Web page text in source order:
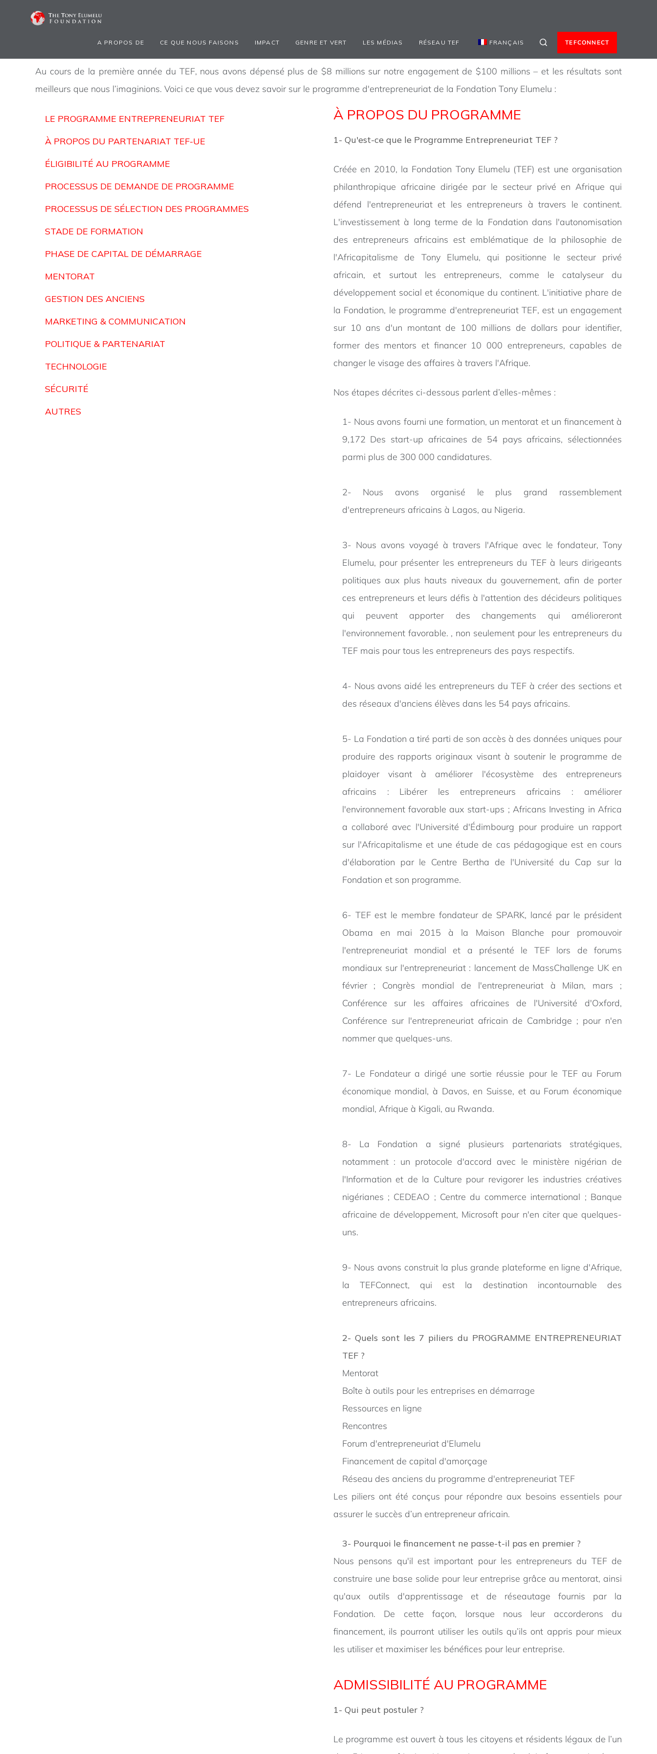
A PROPOS DE CE QUE NOUS FAISONS IMPACT GENRE ET VERT LES MÉDIAS RÉSEAU TEF FRANÇAIS TEFCONNECT
DATA PRIVACY & PROTECTION POLICY
Au cours de la première année du TEF, nous avons dépensé plus de $8 millions sur notre engagement de $100 millions – et les résultats sont
meilleurs que nous l’imaginions. Voici ce que vous devez savoir sur le programme d'entrepreneuriat de la Fondation Tony Elumelu :
LE PROGRAMME ENTREPRENEURIAT TEF
À PROPOS DU PARTENARIAT TEF-UE
ÉLIGIBILITÉ AU PROGRAMME
PROCESSUS DE DEMANDE DE PROGRAMME
PROCESSUS DE SÉLECTION DES PROGRAMMES
STADE DE FORMATION
PHASE DE CAPITAL DE DÉMARRAGE
MENTORAT
GESTION DES ANCIENS
MARKETING & COMMUNICATION
POLITIQUE & PARTENARIAT
TECHNOLOGIE
SÉCURITÉ
AUTRES
À PROPOS DU PROGRAMME
1- Qu'est-ce que le Programme Entrepreneuriat TEF ?
Créée en 2010, la Fondation Tony Elumelu (TEF) est une organisation
philanthropique africaine dirigée par le secteur privé en Afrique qui
défend l'entrepreneuriat et les entrepreneurs à travers le continent.
L'investissement à long terme de la Fondation dans l'autonomisation
des entrepreneurs africains est emblématique de la philosophie de
l'Africapitalisme de Tony Elumelu, qui positionne le secteur privé
africain, et surtout les entrepreneurs, comme le catalyseur du
développement social et économique du continent. L'initiative phare de
la Fondation, le programme d'entrepreneuriat TEF, est un engagement
sur 10 ans d'un montant de 100 millions de dollars pour identifier,
former des mentors et financer 10 000 entrepreneurs, capables de
changer le visage des affaires à travers l'Afrique.
Nos étapes décrites ci-dessous parlent d’elles-mêmes :
1- Nous avons fourni une formation, un mentorat et un financement à
9,172 Des start-up africaines de 54 pays africains, sélectionnées
parmi plus de 300 000 candidatures.
2- Nous avons organisé le plus grand rassemblement
d'entrepreneurs africains à Lagos, au Nigeria.
3- Nous avons voyagé à travers l'Afrique avec le fondateur, Tony
Elumelu, pour présenter les entrepreneurs du TEF à leurs dirigeants
politiques aux plus hauts niveaux du gouvernement, afin de porter
ces entrepreneurs et leurs défis à l'attention des décideurs politiques
qui peuvent apporter des changements qui amélioreront
l'environnement favorable. , non seulement pour les entrepreneurs du
TEF mais pour tous les entrepreneurs des pays respectifs.
4- Nous avons aidé les entrepreneurs du TEF à créer des sections et
des réseaux d'anciens élèves dans les 54 pays africains.
5- La Fondation a tiré parti de son accès à des données uniques pour
produire des rapports originaux visant à soutenir le programme de
plaidoyer visant à améliorer l'écosystème des entrepreneurs
africains : Libérer les entrepreneurs africains : améliorer
l'environnement favorable aux start-ups ; Africans Investing in Africa
a collaboré avec l'Université d'Édimbourg pour produire un rapport
sur l'Africapitalisme et une étude de cas pédagogique est en cours
d'élaboration par le Centre Bertha de l'Université du Cap sur la
Fondation et son programme.
6- TEF est le membre fondateur de SPARK, lancé par le président
Obama en mai 2015 à la Maison Blanche pour promouvoir
l'entrepreneuriat mondial et a présenté le TEF lors de forums
mondiaux sur l'entrepreneuriat : lancement de MassChallenge UK en
février ; Congrès mondial de l'entrepreneuriat à Milan, mars ;
Conférence sur les affaires africaines de l'Université d'Oxford,
Conférence sur l'entrepreneuriat africain de Cambridge ; pour n'en
nommer que quelques-uns.
7- Le Fondateur a dirigé une sortie réussie pour le TEF au Forum
économique mondial, à Davos, en Suisse, et au Forum économique
mondial, Afrique à Kigali, au Rwanda.
8- La Fondation a signé plusieurs partenariats stratégiques,
notamment : un protocole d'accord avec le ministère nigérian de
l'Information et de la Culture pour revigorer les industries créatives
nigérianes ; CEDEAO ; Centre du commerce international ; Banque
africaine de développement, Microsoft pour n'en citer que quelques-
uns.
9- Nous avons construit la plus grande plateforme en ligne d'Afrique,
la TEFConnect, qui est la destination incontournable des
entrepreneurs africains.
2- Quels sont les 7 piliers du PROGRAMME ENTREPRENEURIAT
TEF ?
Mentorat
Boîte à outils pour les entreprises en démarrage
Ressources en ligne
Rencontres
Forum d'entrepreneuriat d'Elumelu
Financement de capital d'amorçage
Réseau des anciens du programme d'entrepreneuriat TEF
Les piliers ont été conçus pour répondre aux besoins essentiels pour
assurer le succès d’un entrepreneur africain.
3- Pourquoi le financement ne passe-t-il pas en premier ?
Nous pensons qu'il est important pour les entrepreneurs du TEF de
construire une base solide pour leur entreprise grâce au mentorat, ainsi
qu'aux outils d'apprentissage et de réseautage fournis par la
Fondation. De cette façon, lorsque nous leur accorderons du
financement, ils pourront utiliser les outils qu’ils ont appris pour mieux
les utiliser et maximiser les bénéfices pour leur entreprise.
ADMISSIBILITÉ AU PROGRAMME
1- Qui peut postuler ?
Le programme est ouvert à tous les citoyens et résidents légaux de l’un